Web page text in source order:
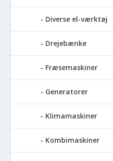
Diverse el-værktøj
Drejebænke
Fræsemaskiner
Generatorer
Klimamaskiner
Kombimaskiner